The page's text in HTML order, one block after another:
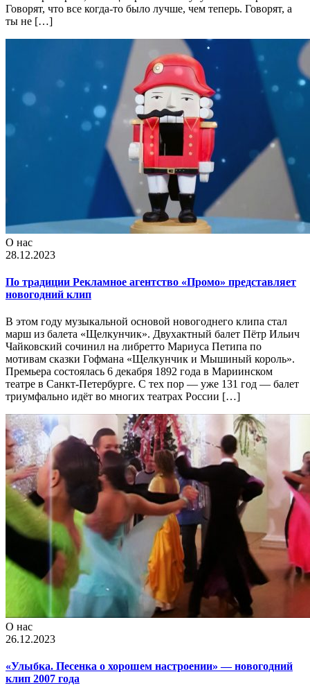
Говорят, что все когда-то было лучше, чем теперь. Говорят, а
ты не […]
О нас
28.12.2023
По традиции Рекламное агентство «Промо» представляет
новогодний клип
В этом году музыкальной основой новогоднего клипа стал
марш из балета «Щелкунчик». Двухактный балет Пётр Ильич
Чайковский сочинил на либретто Мариуса Петипа по
мотивам сказки Гофмана «Щелкунчик и Мышиный король».
Премьера состоялась 6 декабря 1892 года в Мариинском
театре в Санкт-Петербурге. С тех пор — уже 131 год — балет
триумфально идёт во многих театрах России […]
О нас
26.12.2023
«Улыбка. Песенка о хорошем настроении» — новогодний
клип 2007 года